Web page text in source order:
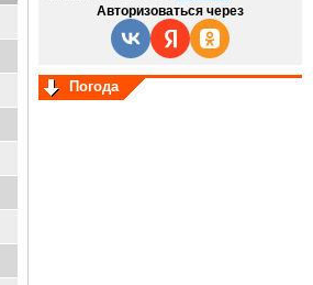
Авторизоваться через
Погода